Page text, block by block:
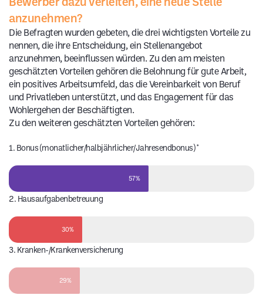
anzunehmen?
Die Befragten wurden gebeten, die drei wichtigsten Vorteile zu
nennen, die ihre Entscheidung, ein Stellenangebot
anzunehmen, beeinflussen würden. Zu den am meisten
geschätzten Vorteilen gehören die Belohnung für gute Arbeit,
ein positives Arbeitsumfeld, das die Vereinbarkeit von Beruf
und Privatleben unterstützt, und das Engagement für das
Wohlergehen der Beschäftigten.
Zu den weiteren geschätzten Vorteilen gehören:
1. Bonus (monatlicher/halbjährlicher/Jahresendbonus) *
57%
2. Hausaufgabenbetreuung
30%
3. Kranken-/Krankenversicherung
29%